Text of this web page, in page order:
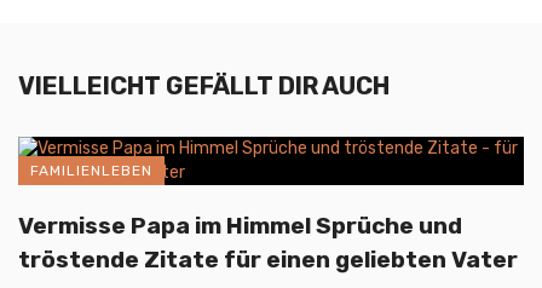
VIELLEICHT GEFÄLLT DIR AUCH
FAMILIENLEBEN
Vermisse Papa im Himmel Sprüche und
tröstende Zitate für einen geliebten Vater